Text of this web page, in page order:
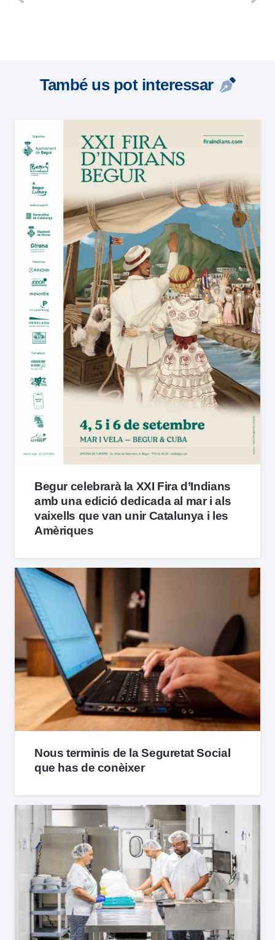
També us pot interessar
Begur celebrarà la XXI Fira d’Indians
amb una edició dedicada al mar i als
vaixells que van unir Catalunya i les
Amèriques
Nous terminis de la Seguretat Social
que has de conèixer